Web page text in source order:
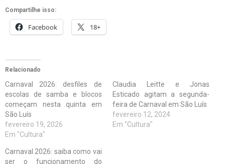
Compartilhe isso:
Facebook 18+
Relacionado
Carnaval 2026: desfiles de
escolas de samba e blocos
começam nesta quinta em
São Luís
fevereiro 19, 2026
Em "Cultura"
Claudia Leitte e Jonas
Esticado agitam a segunda-
feira de Carnaval em São Luís
fevereiro 12, 2024
Em "Cultura"
Carnaval 2026: saiba como vai
ser o funcionamento do